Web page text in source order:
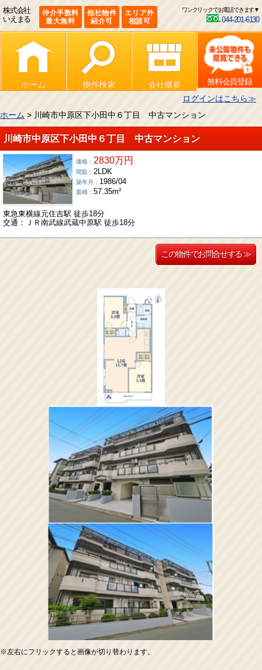
株式会社
いえまる
仲介手数料
最大無料
他社物件
紹介可
エリア外
相談可
ワンクリックでお電話できます▼
044-201-6130
ホーム 物件検索 会社概要
無料会員登録
ログインはこちら≫
ホーム > 川崎市中原区下小田中６丁目 中古マンション
川崎市中原区下小田中６丁目 中古マンション
価格： 2830万円
間取： 2LDK
築年月： 1986/04
面積： 57.35m²
東急東横線元住吉駅 徒歩18分
交通：ＪＲ南武線武蔵中原駅 徒歩18分
この物件でお問合せする ≫
※左右にフリックすると画像が切り替わります。